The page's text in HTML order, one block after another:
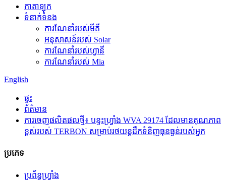
កាតាឡុក
ទំនាក់ទំនង
ការណែនាំរបស់មីគី
អនុសាសន៍របស់ Solar
ការណែនាំរបស់ហ្វានី
ការណែនាំរបស់ Mia
English
ផ្ទះ
ព័ត៌មាន
ការចេញផលិតផលថ្មី៖ បន្ទះហ្វ្រាំង WVA 29174 ដែលមានគុណភាព
ខ្ពស់របស់ TERBON សម្រាប់រថយន្តដឹកទំនិញធុនធ្ងន់របស់អ្នក
ប្រភេទ
ប្រព័ន្ធហ្វ្រាំង